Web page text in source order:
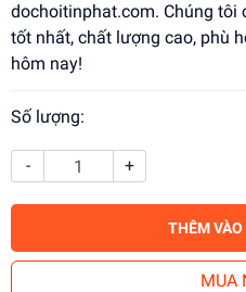
dochoitinphat.com. Chúng tôi
tốt nhất, chất lượng cao, phù
hôm nay!
Số lượng:
- +
THÊM
MUA